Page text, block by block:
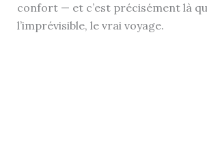
confort — et c’est précisément là
l’imprévisible, le vrai voyage.